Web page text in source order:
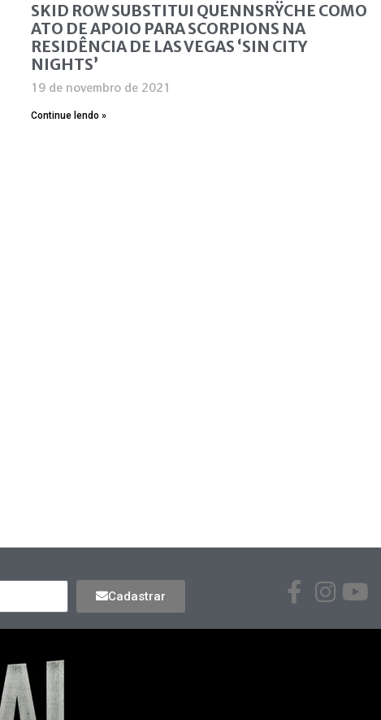
SKID ROW SUBSTITUI QUENNSRŸCHE COMO
ATO DE APOIO PARA SCORPIONS NA
RESIDÊNCIA DE LAS VEGAS ‘SIN CITY
NIGHTS’
19 de novembro de 2021
Continue lendo »
Cadastrar